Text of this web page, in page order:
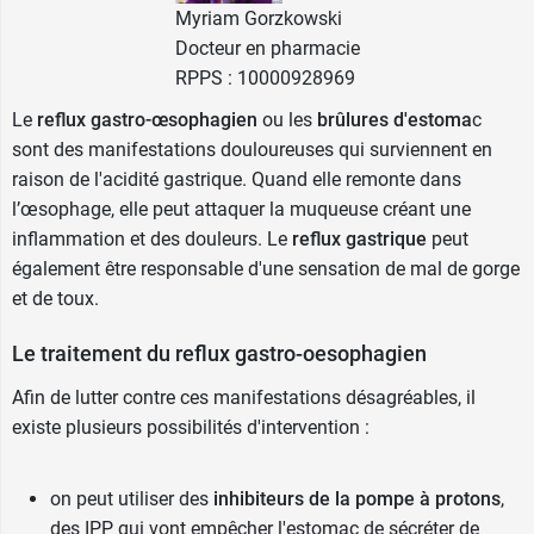
contacter ce dernier avant de
Phosphalugel .
Son utilisation est déconseillée chez les sujets
intolérants au fructose.
La présence de sorbitol dans sa formule peut
provoquer des troubles digestifs légers tels que
la diarrhée par exemple (valeur calorique 2,6
kcal/g de sorbitol).
traitement, il est nécessaire de consulter votre
De même, ce dernier doit être consulté si les
douleurs sont associées à de la fièvre ou à des
Phosphalugel et les autres médicaments
Myriam Gorzkowski
Docteur en pharmacie
RPPS : 10000928969
Le reflux gastro-œsophagien ou les brûlures d'estomac
sont des manifestations douloureuses qui surviennent en
raison de l'acidité gastrique. Quand elle remonte dans
l’œsophage, elle peut attaquer la muqueuse créant une
inflammation et des douleurs. Le reflux gastrique peut
également être responsable d'une sensation de mal de gorge
et de toux.
Le traitement du reflux gastro-oesophagien
Afin de lutter contre ces manifestations désagréables, il
existe plusieurs possibilités d'intervention :
on peut utiliser des inhibiteurs de la pompe à protons,
des IPP qui vont empêcher l'estomac de sécréter de